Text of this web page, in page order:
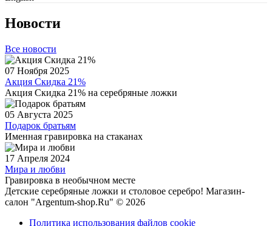
Новости
Все новости
07 Ноября 2025
Акция Скидка 21%
Акция Скидка 21% на серебряные ложки
05 Августа 2025
Подарок братьям
Именная гравировка на стаканах
17 Апреля 2024
Мира и любви
Гравировка в необычном месте
Детские серебряные ложки и столовое серебро! Магазин-
салон "Argentum-shop.Ru" © 2026
Политика использования файлов cookie